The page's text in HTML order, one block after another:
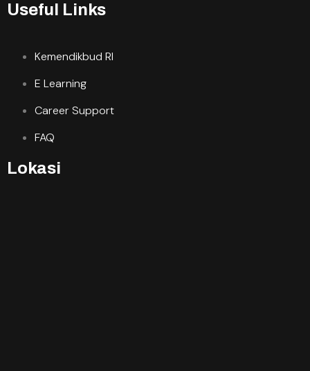
Useful Links
Kemendikbud RI
E Learning
Career Support
FAQ
Lokasi